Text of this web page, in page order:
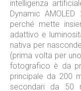
intelligenza
Dynamic
perché mette
adattivo e
nativa per
(prima volta per
fotografico è da
principale da 200
secondari da 50